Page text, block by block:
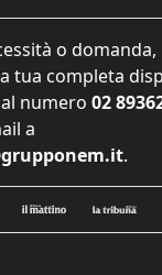
o
tua completa
numero 02
a
.